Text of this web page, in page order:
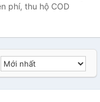
phí, thu hộ COD